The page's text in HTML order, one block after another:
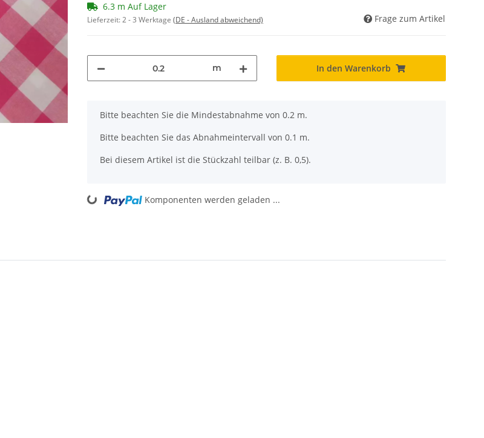
6.3 m Auf Lager
Lieferzeit:2 - 3 Werktage (DE - Ausland abweichend) Frage zum Artikel
m In den Warenkorb
x
Bitte beachten Sie die Mindestabnahme von 0.2 m.
Bitte beachten Sie das Abnahmeintervall von 0.1 m.
Bei diesem Artikel ist die Stückzahl teilbar (z. B. 0,5).
Loading... Komponenten werden geladen ...